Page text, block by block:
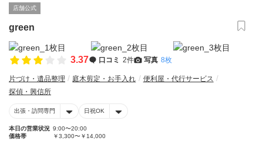
店舗公式
green
3.37 口コミ 2件 写真 8枚
片づけ・遺品整理 庭木剪定・お手入れ
便利屋・代行サービス
探偵・興信所
出張・訪問専門 日祝OK
本日の営業状況 9:00〜20:00
価格帯
￥3,300〜￥14,000